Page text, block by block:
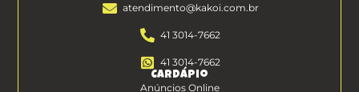
atendimento@kakoi.com.br
41 3014-7662
41 3014-7662
Cardápio
Anúncios Online